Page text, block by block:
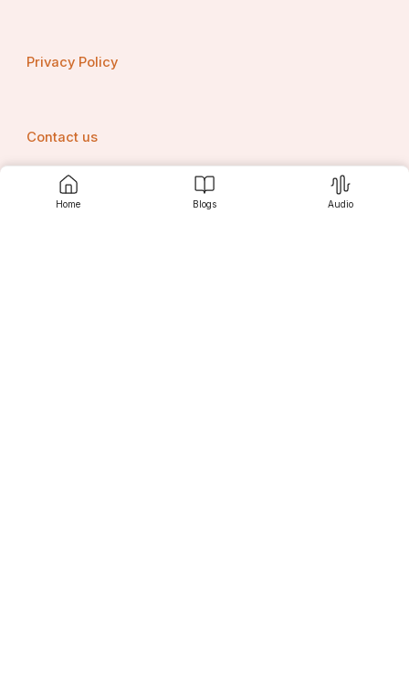
Home Blogs Audio
Privacy Policy
Contact us